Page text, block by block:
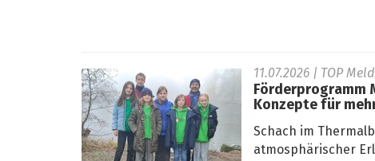
11.07.2026 | TOP
Förderprogramm
Konzepte für
Schach im
atmosphärischer